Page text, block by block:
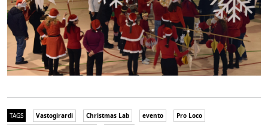
TAGS Vastogirardi Christmas Lab evento
Pro Loco